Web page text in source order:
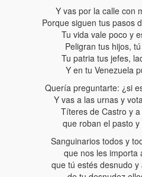
Y vas por la calle con
Porque siguen tus pasos
Tu vida vale poco y
Peligran tus hijos,
Tu patria tus jefes,
Y en tu Venezuela
Quería preguntarte: ¿si
Y vas a las urnas y
Títeres de Castro y
que roban el pasto
Sanguinarios todos y
que nos les importa
que tú estés desnudo